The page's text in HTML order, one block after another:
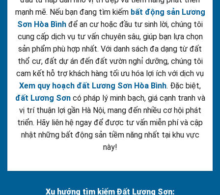
mạnh mẽ. Nếu bạn đang tìm kiếm bất động sản Lương
Sơn Hòa Bình để an cư hoặc đầu tư sinh lời, chúng tôi
cung cấp dịch vụ tư vấn chuyên sâu, giúp bạn lựa chọn
sản phẩm phù hợp nhất. Với danh sách đa dạng từ đất
thổ cư, đất dự án đến đất vườn nghỉ dưỡng, chúng tôi
cam kết hỗ trợ khách hàng tối ưu hóa lợi ích với dịch vụ
Xem quy hoạch đất Lương Sơn Hòa Bình. Đặc biệt,
đất Lương Sơncó pháp lý minh bạch, giá cạnh tranh và
vị trí thuận lợi gần Hà Nội, mang đến nhiều cơ hội phát
triển. Hãy liên hệ ngay để được tư vấn miễn phí và cập
nhật những bất động sản tiềm năng nhất tại khu vực
này!
Xu hướng tìm kiếm Đất Lương Sơn: